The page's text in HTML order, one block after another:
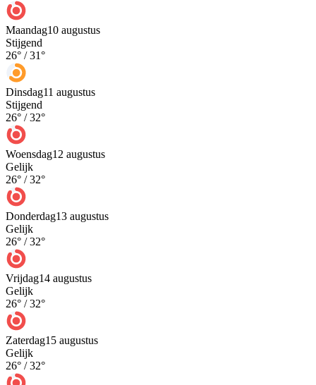
Maandag10 augustus
Stijgend
26° /31°
Dinsdag11 augustus
Stijgend
26° /32°
Woensdag12 augustus
Gelijk
26° /32°
Donderdag13 augustus
Gelijk
26° /32°
Vrijdag14 augustus
Gelijk
26° /32°
Zaterdag15 augustus
Gelijk
26° /32°